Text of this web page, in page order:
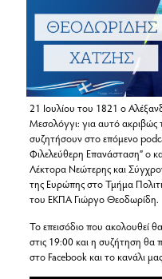
21 Ιουλίου του 1821 ο
Μεσολόγγι: για αυτό ακριβώς
συζητήσουν στο επόμενο
Φιλελεύθερη Επανάσταση” ο
Λέκτορα Νεώτερης και
της Ευρώπης στο Τμήμα
του ΕΚΠΑ Γιώργο Θεοδωρίδη.
To επεισόδιο που ακολουθεί
στις 19:00 και η συζήτηση θα
στο Facebook και το κανάλι